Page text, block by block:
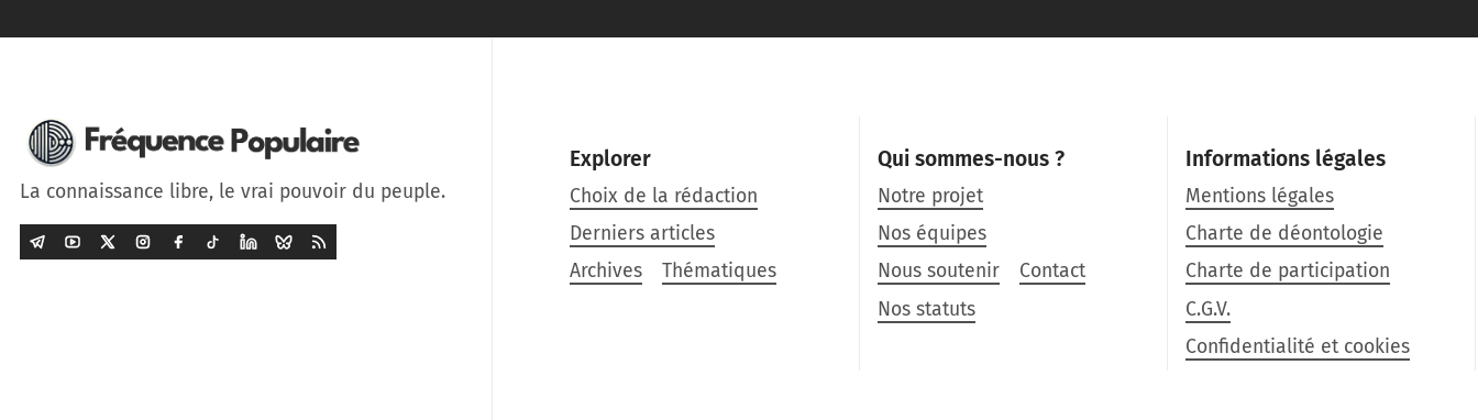
La connaissance libre, le vrai pouvoir du peuple.
Explorer
Choix de la rédaction
Derniers articles
Archives
Thématiques
Qui sommes-nous ?
Notre projet
Nos équipes
Nous soutenir
Contact
Nos statuts
Informations légales
Mentions légales
Charte de déontologie
Charte de participation
C.G.V.
Confidentialité et cookies